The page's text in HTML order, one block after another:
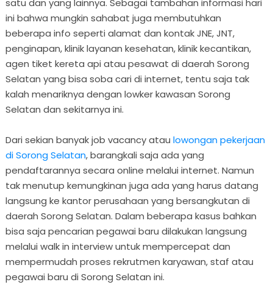
satu dan yang lainnya. Sebagai tambahan informasi hari
ini bahwa mungkin sahabat juga membutuhkan
beberapa info seperti alamat dan kontak JNE, JNT,
penginapan, klinik layanan kesehatan, klinik kecantikan,
agen tiket kereta api atau pesawat di daerah Sorong
Selatan yang bisa soba cari di internet, tentu saja tak
kalah menariknya dengan lowker kawasan Sorong
Selatan dan sekitarnya ini.
Dari sekian banyak job vacancy atau lowongan pekerjaan
di Sorong Selatan, barangkali saja ada yang
pendaftarannya secara online melalui internet. Namun
tak menutup kemungkinan juga ada yang harus datang
langsung ke kantor perusahaan yang bersangkutan di
daerah Sorong Selatan. Dalam beberapa kasus bahkan
bisa saja pencarian pegawai baru dilakukan langsung
melalui walk in interview untuk mempercepat dan
mempermudah proses rekrutmen karyawan, staf atau
pegawai baru di Sorong Selatan ini.